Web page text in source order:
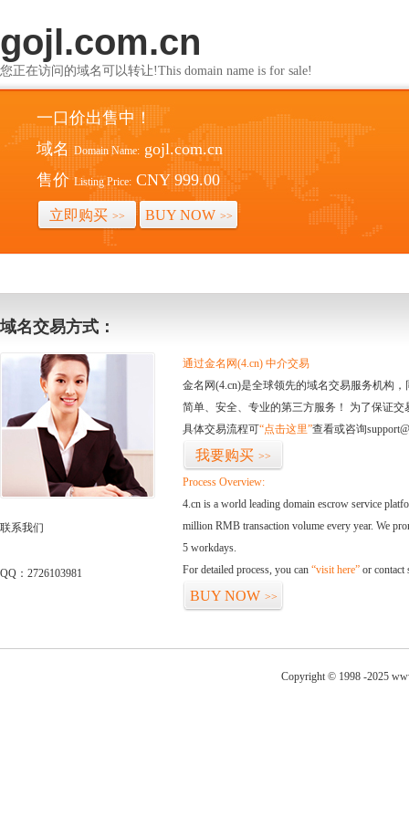
gojl.com.cn
您正在访问的域名可以转让!This domain name is for sale!
一口价出售中！
域名 Domain Name: gojl.com.cn
售价 Listing Price: CNY 999.00
立即购买 >> BUY NOW >>
域名交易方式：
联系我们
QQ：2726103981
通过金名网(4.cn) 中介交易
金名网(4.cn)是全球领先的域名交易服务机构
简单、安全、专业的第三方服务！ 为了保证
具体交易流程可“点击这里”查看或咨询
我要购买 >>
Process Overview:
4.cn is a world leading domain escrow service
million RMB transaction volume every year. We
5 workdays.
For detailed process, you can “visit here” or contact
BUY NOW >>
Copyright © 1998 -2025